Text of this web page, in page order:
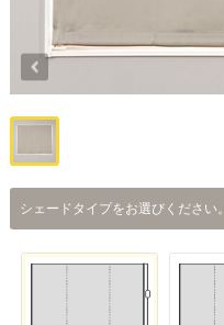
シェードタイプをお選びください。